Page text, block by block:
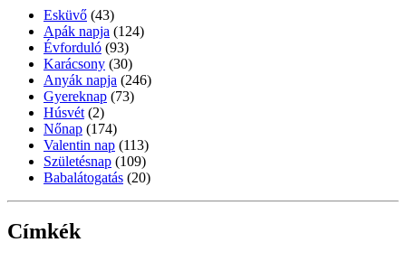
Esküvő (43)
Apák napja (124)
Évforduló (93)
Karácsony (30)
Anyák napja (246)
Gyereknap (73)
Húsvét (2)
Nőnap (174)
Valentin nap (113)
Születésnap (109)
Babalátogatás (20)
Címkék